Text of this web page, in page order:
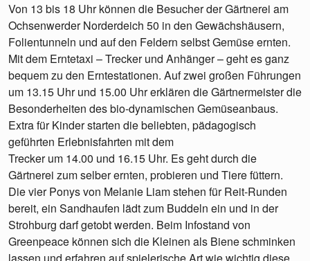
Von 13 bis 18 Uhr können die Besucher der Gärtnerei am
Ochsenwerder Norderdeich 50 in den Gewächshäusern,
Folientunneln und auf den Feldern selbst Gemüse ernten.
Mit dem Erntetaxi – Trecker und Anhänger – geht es ganz
bequem zu den Erntestationen. Auf zwei großen Führungen
um 13.15 Uhr und 15.00 Uhr erklären die Gärtnermeister die
Besonderheiten des bio-dynamischen Gemüseanbaus.
Extra für Kinder starten die beliebten, pädagogisch
geführten Erlebnisfahrten mit dem
Trecker um 14.00 und 16.15 Uhr. Es geht durch die
Gärtnerei zum selber ernten, probieren und Tiere füttern.
Die vier Ponys von Melanie Liam stehen für Reit-Runden
bereit, ein Sandhaufen lädt zum Buddeln ein und in der
Strohburg darf getobt werden. Beim Infostand von
Greenpeace können sich die Kleinen als Biene schminken